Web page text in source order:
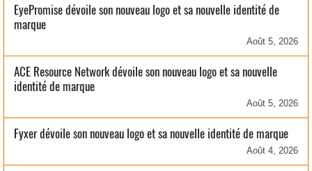
EyePromise dévoile son nouveau logo et sa nouvelle identité de
marque
Août 5, 2026
ACE Resource Network dévoile son nouveau logo et sa nouvelle
identité de marque
Août 5, 2026
Fyxer dévoile son nouveau logo et sa nouvelle identité de marque
Août 4, 2026